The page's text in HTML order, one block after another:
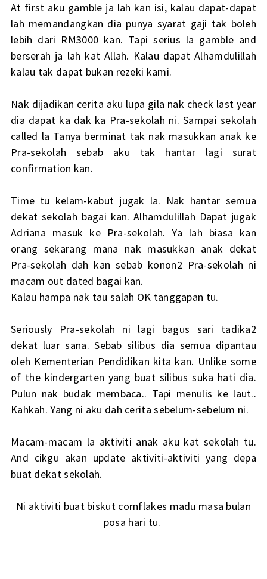
At first aku gamble ja lah kan isi, kalau dapat-dapat
lah memandangkan dia punya syarat gaji tak boleh
lebih dari RM3000 kan. Tapi serius la gamble and
berserah ja lah kat Allah. Kalau dapat Alhamdulillah
kalau tak dapat bukan rezeki kami.
Nak dijadikan cerita aku lupa gila nak check last year
dia dapat ka dak ka Pra-sekolah ni. Sampai sekolah
called la Tanya berminat tak nak masukkan anak ke
Pra-sekolah sebab aku tak hantar lagi surat
confirmation kan.
Time tu kelam-kabut jugak la. Nak hantar semua
dekat sekolah bagai kan. Alhamdulillah Dapat jugak
Adriana masuk ke Pra-sekolah. Ya lah biasa kan
orang sekarang mana nak masukkan anak dekat
Pra-sekolah dah kan sebab konon2 Pra-sekolah ni
macam out dated bagai kan.
Kalau hampa nak tau salah OK tanggapan tu.
Seriously Pra-sekolah ni lagi bagus sari tadika2
dekat luar sana. Sebab silibus dia semua dipantau
oleh Kementerian Pendidikan kita kan. Unlike some
of the kindergarten yang buat silibus suka hati dia.
Pulun nak budak membaca.. Tapi menulis ke laut..
Kahkah. Yang ni aku dah cerita sebelum-sebelum ni.
Macam-macam la aktiviti anak aku kat sekolah tu.
And cikgu akan update aktiviti-aktiviti yang depa
buat dekat sekolah.
Ni aktiviti buat biskut cornflakes madu masa bulan
posa hari tu.